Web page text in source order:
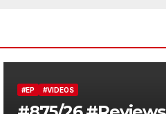
#EP #VIDEOS